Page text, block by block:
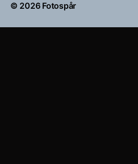
© 2026 Fotospår